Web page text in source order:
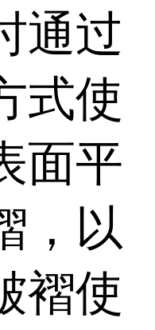
通过
式使
面平
，以
褶使